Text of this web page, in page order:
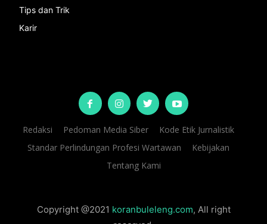
Tips dan Trik
Karir
Redaksi Pedoman Media Siber
Kode Etik Jurnalistik
Standar Perlindungan Profesi Wartawan
Kebijakan
Tentang Kami
Copyright @2021 koranbuleleng.com, All right